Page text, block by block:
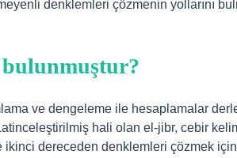
denklemleri çözmenin yollarını
bulunmuştur?
ve dengeleme ile hesaplamalar
hali olan el-jibr, cebir
ikinci dereceden denklemleri çözmek